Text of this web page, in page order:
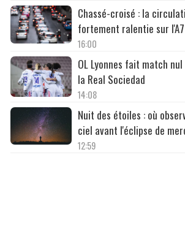
Chassé-croisé : la
fortement ralentie sur
16:00
OL Lyonnes fait match
la Real Sociedad
14:08
Nuit des étoiles : où
ciel avant l'éclipse de
12:59